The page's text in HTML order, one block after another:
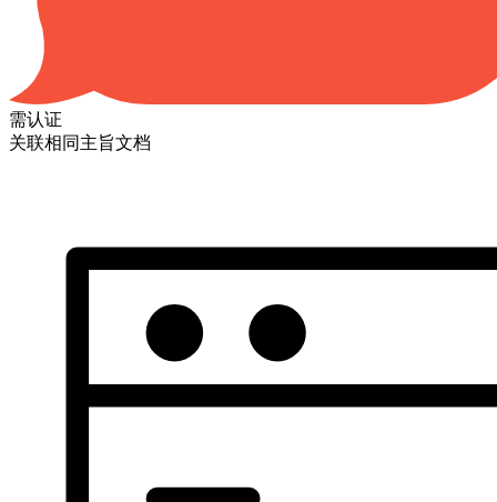
需认证
关联相同主旨文档